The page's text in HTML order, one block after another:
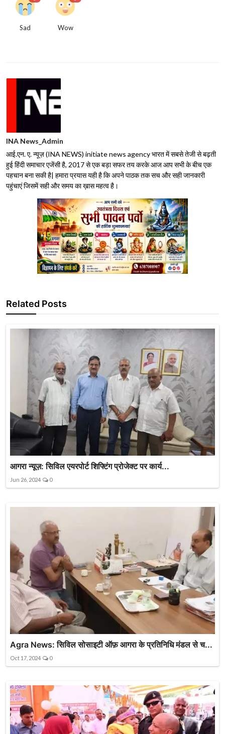
Sad Wow
INA News_Admin
आई.एन. ए. न्यूज़ (INA NEWS) initiate news agency भारत में सबसे तेजी से बढ़ती
हुई हिंदी समाचार एजेंसी है, 2017 से एक बड़ा सफर तय करके आज आप सभी के बीच एक
पहचान बना सकी है| हमारा प्रयास यही है कि अपने पाठक तक सच और सही जानकारी
पहुंचाएं जिसमें सही और समय का ख़ास महत्व है।
Related Posts
आगरा न्यूज़: सिविल एयरपोर्ट शिफ्टिंग प्रोजेक्ट पर कार्य...
Jun 26, 2024 0
Agra News: सिविल सोसाइटी ऑफ़ आगरा के प्रतिनिधि मंडल से च...
Oct 17, 2024 0